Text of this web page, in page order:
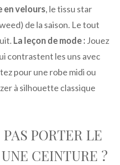
en velours, le tissu star
de la saison. Le tout
La leçon de mode :Jouez
contrastent les uns avec
pour une robe midi ou
à silhouette classique
PORTER LE
CEINTURE ?